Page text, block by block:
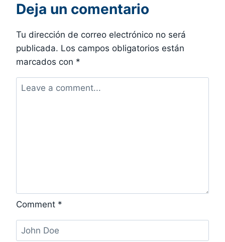
Deja un comentario
Tu dirección de correo electrónico no será
publicada. Los campos obligatorios están
marcados con *
Comment *